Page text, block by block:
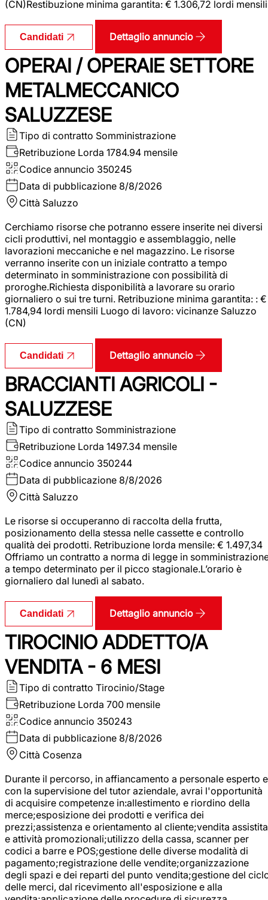
(CN)Restibuzione minima garantita: € 1.306,72 lordi mensili
Candidati Dettaglio annuncio
OPERAI / OPERAIE SETTORE
METALMECCANICO
SALUZZESE
Tipo di contratto Somministrazione
Retribuzione Lorda 1784.94 mensile
Codice annuncio 350245
Data di pubblicazione 8/8/2026
Città Saluzzo
Cerchiamo risorse che potranno essere inserite nei diversi
cicli produttivi, nel montaggio e assemblaggio, nelle
lavorazioni meccaniche e nel magazzino. Le risorse
verranno inserite con un iniziale contratto a tempo
determinato in somministrazione con possibilità di
proroghe.Richiesta disponibilità a lavorare su orario
giornaliero o sui tre turni. Retribuzione minima garantita: : €
1.784,94 lordi mensili Luogo di lavoro: vicinanze Saluzzo
(CN)
Candidati Dettaglio annuncio
BRACCIANTI AGRICOLI -
SALUZZESE
Tipo di contratto Somministrazione
Retribuzione Lorda 1497.34 mensile
Codice annuncio 350244
Data di pubblicazione 8/8/2026
Città Saluzzo
Le risorse si occuperanno di raccolta della frutta,
posizionamento della stessa nelle cassette e controllo
qualità dei prodotti. Retribuzione lorda mensile: € 1.497,34
Offriamo un contratto a norma di legge in
a tempo determinato per il picco stagionale.L’orario è
giornaliero dal lunedì al sabato.
Candidati Dettaglio annuncio
TIROCINIO ADDETTO/A
VENDITA - 6 MESI
Tipo di contratto Tirocinio/Stage
Retribuzione Lorda 700 mensile
Codice annuncio 350243
Data di pubblicazione 8/8/2026
Città Cosenza
Durante il percorso, in affiancamento a personale esperto e
con la supervisione del tutor aziendale, avrai l'opportunità
di acquisire competenze in:allestimento e riordino della
merce;esposizione dei prodotti e verifica dei
prezzi;assistenza e orientamento al cliente;vendita assistita
e attività promozionali;utilizzo della cassa, scanner per
codici a barre e POS;gestione delle diverse modalità di
pagamento;registrazione delle vendite;organizzazione
degli spazi e dei reparti del punto vendita;gestione del
delle merci, dal ricevimento all'esposizione e alla